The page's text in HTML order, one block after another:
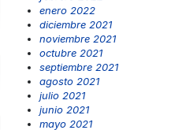
enero 2022
diciembre 2021
noviembre 2021
octubre 2021
septiembre 2021
agosto 2021
julio 2021
junio 2021
mayo 2021